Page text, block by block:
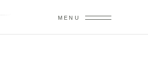
MENU